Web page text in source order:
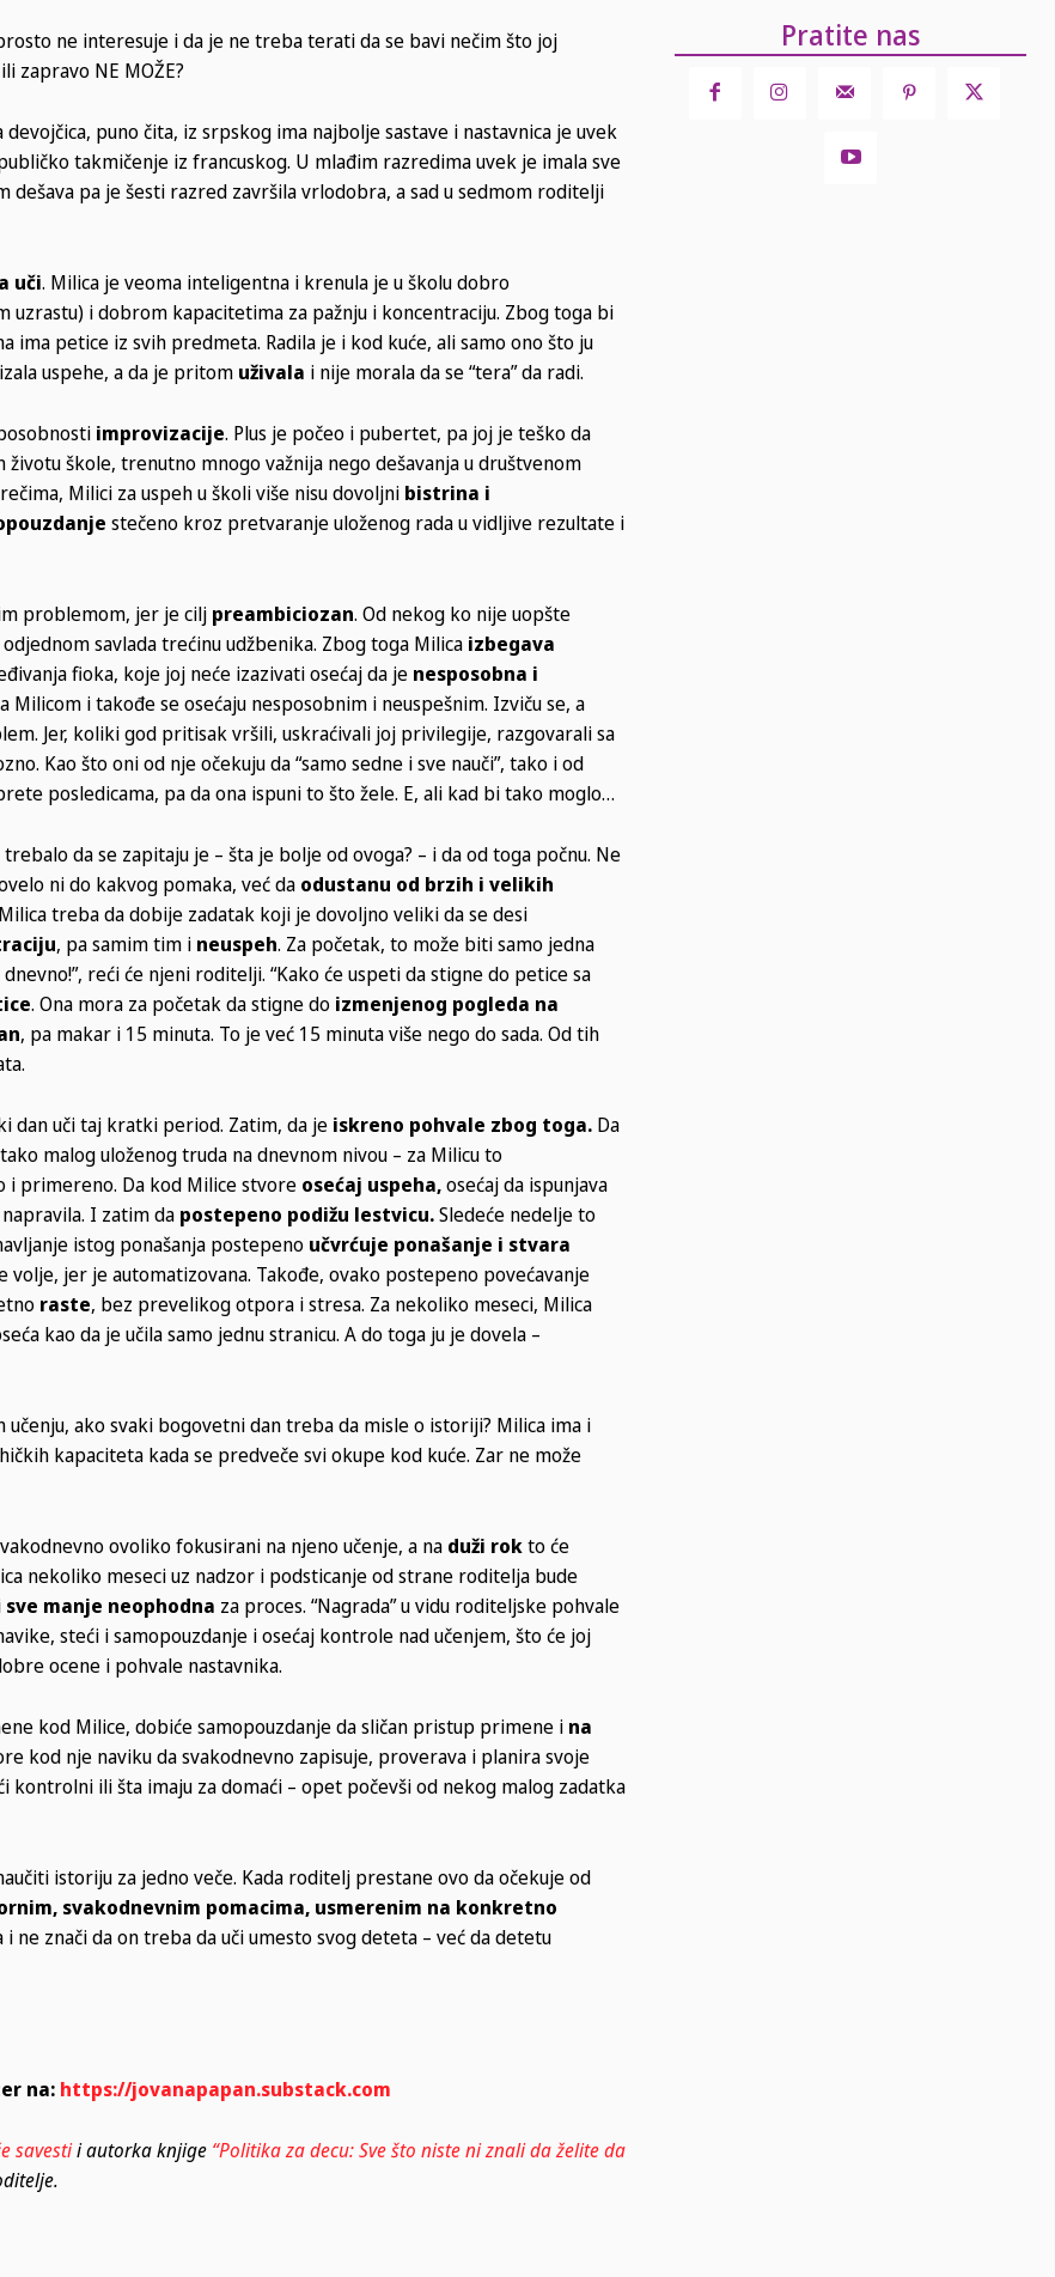
ne interesuje i da je ne treba terati da se bavi nečim što joj
zapravo NE MOŽE?
puno čita, iz srpskog ima najbolje sastave i nastavnica je uvek
takmičenje iz francuskog. U mlađim razredima uvek je imala sve
dešava pa je šesti razred završila vrlodobra, a sad u sedmom roditelji
uči. Milica je veoma inteligentna i krenula je u školu dobro
i dobrom kapacitetima za pažnju i koncentraciju. Zbog toga bi
ima petice iz svih predmeta. Radila je i kod kuće, ali samo ono što ju
uspehe, a da je pritom uživala i nije morala da se “tera” da radi.
improvizacije. Plus je počeo i pubertet, pa joj je teško da
životu škole, trenutno mnogo važnija nego dešavanja u društvenom
Milici za uspeh u školi više nisu dovoljni bistrina i
stečeno kroz pretvaranje uloženog rada u vidljive rezultate i
problemom, jer je cilj preambiciozan. Od nekog ko nije uopšte
savlada trećinu udžbenika. Zbog toga Milica izbegava
fioka, koje joj neće izazivati osećaj da je nesposobna i
i takođe se osećaju nesposobnim i neuspešnim. Izviču se, a
Jer, koliki god pritisak vršili, uskraćivali joj privilegije, razgovarali sa
Kao što oni od nje očekuju da “samo sedne i sve nauči”, tako i od
posledicama, pa da ona ispuni to što žele. E, ali kad bi tako moglo…
da se zapitaju je – šta je bolje od ovoga? – i da od toga počnu. Ne
ni do kakvog pomaka, već da odustanu od brzih i velikih
treba da dobije zadatak koji je dovoljno veliki da se desi
, pa samim tim i neuspeh. Za početak, to može biti samo jedna
reći će njeni roditelji. “Kako će uspeti da stigne do petice sa
. Ona mora za početak da stigne do izmenjenog pogleda na
, pa makar i 15 minuta. To je već 15 minuta više nego do sada. Od tih
dan uči taj kratki period. Zatim, da je iskreno pohvale zbog toga. Da
malog uloženog truda na dnevnom nivou – za Milicu to
i primereno. Da kod Milice stvore osećaj uspeha,osećaj da ispunjava
I zatim da postepeno podižu lestvicu.Sledeće nedelje to
istog ponašanja postepeno učvrćuje ponašanje i stvara
volje, jer je automatizovana. Takođe, ovako postepeno povećavanje
raste, bez prevelikog otpora i stresa. Za nekoliko meseci, Milica
kao da je učila samo jednu stranicu. A do toga ju je dovela –
ako svaki bogovetni dan treba da misle o istoriji? Milica ima i
kapaciteta kada se predveče svi okupe kod kuće. Zar ne može
ovoliko fokusirani na njeno učenje, a na duži rokto će
nekoliko meseci uz nadzor i podsticanje od strane roditelja bude
sve manje neophodna za proces. “Nagrada” u vidu roditeljske pohvale
steći i samopouzdanje i osećaj kontrole nad učenjem, što će joj
ocene i pohvale nastavnika.
kod Milice, dobiće samopouzdanje da sličan pristup primene i na
kod nje naviku da svakodnevno zapisuje, proverava i planira svoje
kontrolni ili šta imaju za domaći – opet počevši od nekog malog zadatka
istoriju za jedno veče. Kada roditelj prestane ovo da očekuje od
svakodnevnim pomacima, usmerenim na konkretno
znači da on treba da uči umesto svog deteta – već da detetu
na: https://jovanapapan.substack.com
savestii autorka knjige “Politika za decu: Sve što niste ni znali da želite da
Pratite nas